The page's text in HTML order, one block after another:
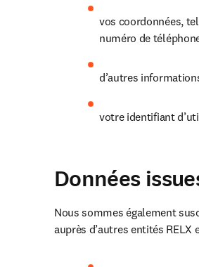
vos coordonnées,
numéro de
d’autres
votre identifiant
Données
Nous sommes également
auprès d’autres entités